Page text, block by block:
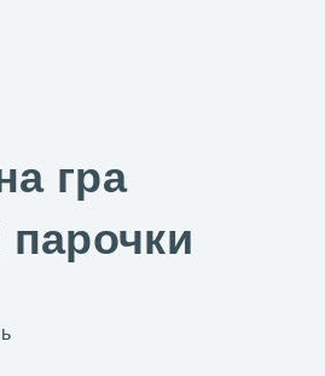
гра
парочки